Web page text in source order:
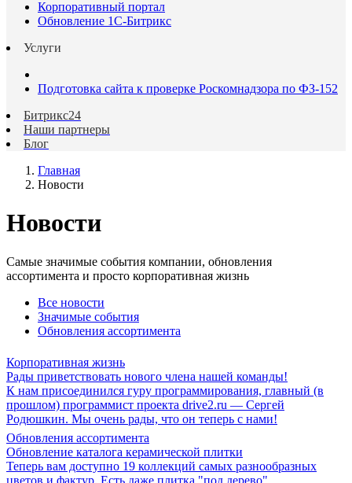
Корпоративный портал
Обновление 1С-Битрикс
Услуги
Подготовка сайта к проверке Роскомнадзора по ФЗ-152
Битрикс24
Наши партнеры
Блог
Главная
Новости
Новости
Самые значимые события компании, обновления
ассортимента и просто корпоративная жизнь
Все новости
Значимые события
Обновления ассортимента
Корпоративная жизнь
Рады приветствовать нового члена нашей команды!
К нам присоединился гуру программирования, главный (в
прошлом) программист проекта drive2.ru — Сергей
Родюшкин. Мы очень рады, что он теперь с нами!
Обновления ассортимента
Обновление каталога керамической плитки
Теперь вам доступно 19 коллекций самых разнообразных
цветов и фактур. Есть даже плитка "под дерево"